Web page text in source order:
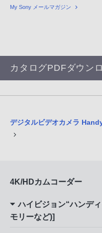
My Sony メールマガジン
カタログPDFダウン
デジタルビデオカメラ
4K/HDカムコーダー
ハイビジョン“ハンデ
モリーなど)]